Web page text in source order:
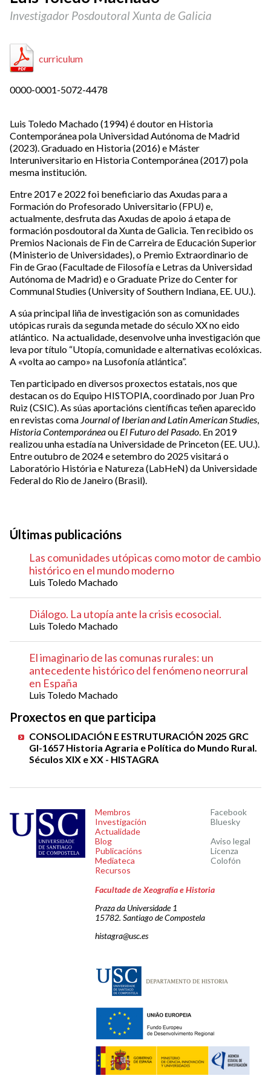
Investigador Posdoutoral Xunta de Galicia
curriculum
0000-0001-5072-4478
Luis Toledo Machado (1994) é doutor en Historia
Contemporánea pola Universidad Autónoma de Madrid
(2023). Graduado en Historia (2016) e Máster
Interuniversitario en Historia Contemporánea (2017) pola
mesma institución.
Entre 2017 e 2022 foi beneficiario das Axudas para a
Formación do Profesorado Universitario (FPU) e,
actualmente, desfruta das Axudas de apoio á etapa de
formación posdoutoral da Xunta de Galicia. Ten recibido os
Premios Nacionais de Fin de Carreira de Educación Superior
(Ministerio de Universidades), o Premio Extraordinario de
Fin de Grao (Facultade de Filosofía e Letras da Universidad
Autónoma de Madrid) e o Graduate Prize do Center for
Communal Studies (University of Southern Indiana, EE. UU.).
A súa principal liña de investigación son as comunidades
utópicas rurais da segunda metade do século XX no eido
atlántico. Na actualidade, desenvolve unha investigación que
leva por título “Utopía, comunidade e alternativas ecolóxicas.
A «volta ao campo» na Lusofonía atlántica”.
Ten participado en diversos proxectos estatais, nos que
destacan os do Equipo HISTOPIA, coordinado por Juan Pro
Ruiz (CSIC). As súas aportacións científicas teñen aparecido
en revistas coma Journal of Iberian and Latin American Studies,
Historia Contemporáneaou El Futuro del Pasado. En 2019
realizou unha estadía na Universidade de Princeton (EE. UU.).
Entre outubro de 2024 e setembro do 2025 visitará o
Laboratório História e Natureza (LabHeN) da Universidade
Federal do Rio de Janeiro (Brasil).
Últimas publicacións
Las comunidades utópicas como motor de cambio
histórico en el mundo moderno
Luis Toledo Machado
Diálogo. La utopía ante la crisis ecosocial.
Luis Toledo Machado
El imaginario de las comunas rurales: un
antecedente histórico del fenómeno neorrural
en España
Luis Toledo Machado
Proxectos en que participa
CONSOLIDACIÓN E ESTRUTURACIÓN 2025 GRC
GI-1657 Historia Agraria e Política do Mundo Rural.
Séculos XIX e XX - HISTAGRA
Membros
Investigación
Actualidade
Blog
Publicacións
Mediateca
Recursos
Facebook
Bluesky
Aviso legal
Licenza
Colofón
Facultade de Xeografía e Historia
Praza da Universidade 1
15782. Santiago de Compostela
histagra@usc.es